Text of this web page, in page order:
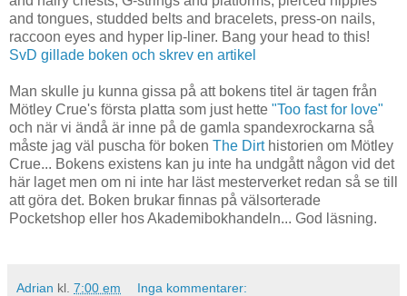
and tongues, studded belts and bracelets, press-on nails,
raccoon eyes and hyper lip-liner. Bang your head to this!
SvD gillade boken och skrev en artikel
Man skulle ju kunna gissa på att bokens titel är tagen från
Mötley Crue's första platta som just hette "Too fast for love"
och när vi ändå är inne på de gamla spandexrockarna så
måste jag väl puscha för boken The Dirthistorien om Mötley
Crue... Bokens existens kan ju inte ha undgått någon vid det
här laget men om ni inte har läst mesterverket redan så se till
att göra det. Boken brukar finnas på välsorterade
Pocketshop eller hos Akademibokhandeln... God läsning.
Adrian kl. 7:00 em Inga kommentarer: